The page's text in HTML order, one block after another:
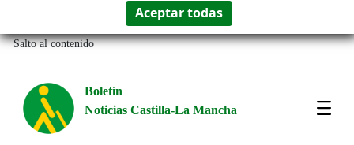
Salto al contenido
Boletín
Noticias Castilla-La Mancha